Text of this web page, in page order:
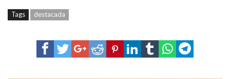
Tags destacada